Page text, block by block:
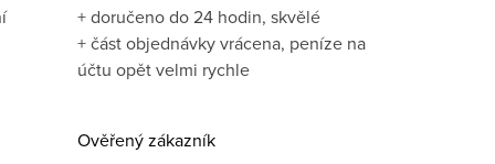
+ doručeno do 24 hodin, skvělé
+ část objednávky vrácena, peníze na
účtu opět velmi rychle
Ověřený zákazník